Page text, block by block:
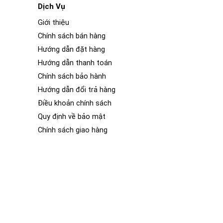
Dịch Vụ
Giới thiệu
Chính sách bán hàng
Hướng dẫn đặt hàng
Hướng dẫn thanh toán
Chính sách bảo hành
Hướng dẫn đổi trả hàng
Điều khoản chính sách
Quy định về bảo mật
Chính sách giao hàng